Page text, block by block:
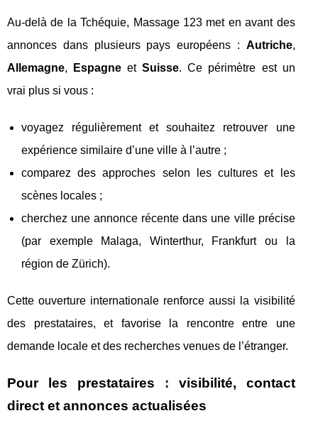
Au-delà de la Tchéquie, Massage 123 met en avant des
annonces dans plusieurs pays européens : Autriche,
Allemagne, Espagne etSuisse. Ce périmètre est un
vrai plus si vous :
voyagez régulièrement et souhaitez retrouver une
expérience similaire d’une ville à l’autre ;
comparez des approches selon les cultures et les
scènes locales ;
cherchez une annonce récente dans une ville précise
(par exemple Malaga, Winterthur, Frankfurt ou la
région de Zürich).
Cette ouverture internationale renforce aussi la visibilité
des prestataires, et favorise la rencontre entre une
demande locale et des recherches venues de l’étranger.
Pour les prestataires : visibilité, contact
direct et annonces actualisées